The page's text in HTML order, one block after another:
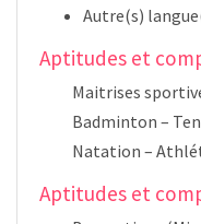
Autre(s)
Aptitudes et
Maitrises
Badminton –
Natation –
Aptitudes et